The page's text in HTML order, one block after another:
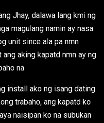
Jhay, dalawa lang kmi ng
magulang namin ay nasa
unit since ala pa nmn
ang aking kapatd nmn ay ng
na
install ako ng isang dating
trabaho, ang kapatd ko
naisipan ko na subukan